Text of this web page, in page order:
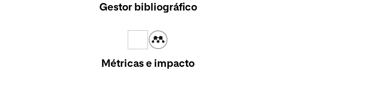
Gestor bibliográfico
Métricas e impacto